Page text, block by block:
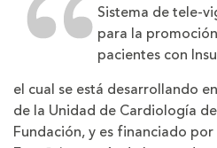
Sistema de tele-
para la
pacientes con
el cual se está desarrollando
de la Unidad de Cardiología
Fundación, y es financiado